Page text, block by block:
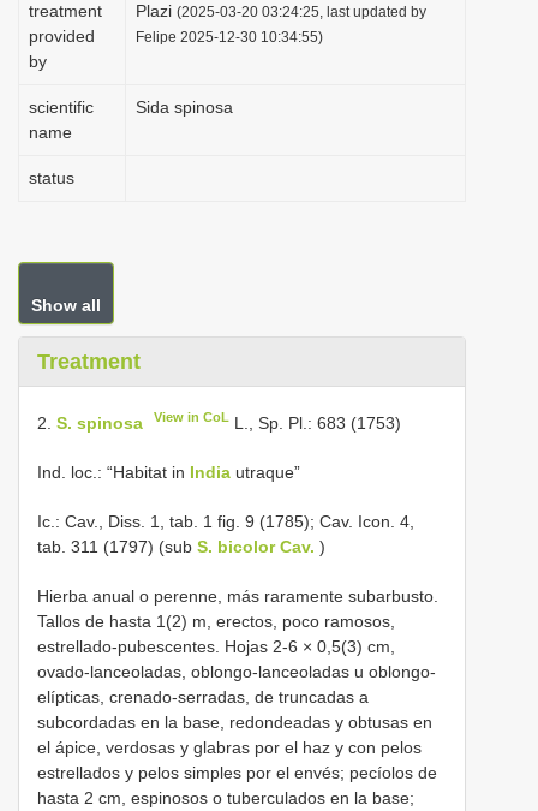
o
n
treatment
provided
by
Plazi (2025-03-20 03:24:25, last updated by
Felipe 2025-12-30 10:34:55)
scientific
name
Sida spinosa
status
Show all
Treatment
2. S. spinosa View in CoL L., Sp. Pl.: 683 (1753)
Ind. loc.: “Habitat in India utraque”
Ic.: Cav., Diss. 1, tab. 1 fig. 9 (1785); Cav. Icon. 4,
tab. 311 (1797) (sub S. bicolor Cav. )
Hierba anual o perenne, más raramente subarbusto.
Tallos de hasta 1(2) m, erectos, poco ramosos,
estrellado-pubescentes. Hojas 2-6 × 0,5(3) cm,
ovado-lanceoladas, oblongo-lanceoladas u oblongo-
elípticas, crenado-serradas, de truncadas a
subcordadas en la base, redondeadas y obtusas en
el ápice, verdosas y glabras por el haz y con pelos
estrellados y pelos simples por el envés; pecíolos de
hasta 2 cm, espinosos o tuberculados en la base;